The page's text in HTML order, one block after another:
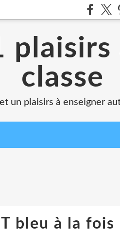
plaisirs
classe
un plaisirs à enseigner
bleu à la fois